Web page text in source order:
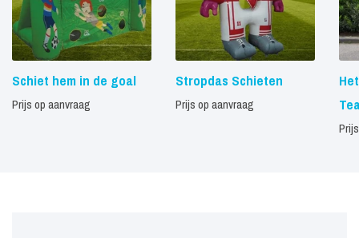
Schiet hem in de goal
Prijs op aanvraag
Stropdas Schieten
Prijs op aanvraag